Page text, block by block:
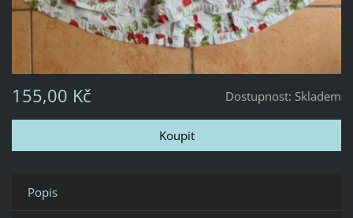
Dostupnost: Skladem
155,00 Kč
Popis